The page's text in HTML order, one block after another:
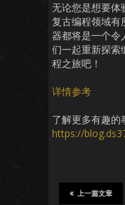
无论您是想要体
复古编程领域有
器都将是一个令
们一起重新探索
程之旅吧！
详情参考
了解更多有趣的
https://
上一篇文章